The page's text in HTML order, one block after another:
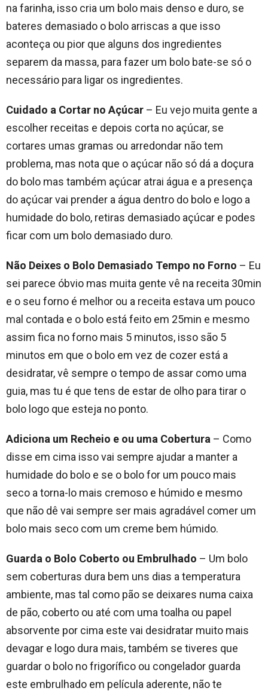
na farinha, isso cria um bolo mais denso e duro, se
bateres demasiado o bolo arriscas a que isso
aconteça ou pior que alguns dos ingredientes
separem da massa, para fazer um bolo bate-se só o
necessário para ligar os ingredientes.
Cuidado a Cortar no Açúcar – Eu vejo muita gente a
escolher receitas e depois corta no açúcar, se
cortares umas gramas ou arredondar não tem
problema, mas nota que o açúcar não só dá a doçura
do bolo mas também açúcar atrai água e a presença
do açúcar vai prender a água dentro do bolo e logo a
humidade do bolo, retiras demasiado açúcar e podes
ficar com um bolo demasiado duro.
Não Deixes o Bolo Demasiado Tempo no Forno – Eu
sei parece óbvio mas muita gente vê na receita 30min
e o seu forno é melhor ou a receita estava um pouco
mal contada e o bolo está feito em 25min e mesmo
assim fica no forno mais 5 minutos, isso são 5
minutos em que o bolo em vez de cozer está a
desidratar, vê sempre o tempo de assar como uma
guia, mas tu é que tens de estar de olho para tirar o
bolo logo que esteja no ponto.
Adiciona um Recheio e ou uma Cobertura – Como
disse em cima isso vai sempre ajudar a manter a
humidade do bolo e se o bolo for um pouco mais
seco a torna-lo mais cremoso e húmido e mesmo
que não dê vai sempre ser mais agradável comer um
bolo mais seco com um creme bem húmido.
Guarda o Bolo Coberto ou Embrulhado – Um bolo
sem coberturas dura bem uns dias a temperatura
ambiente, mas tal como pão se deixares numa caixa
de pão, coberto ou até com uma toalha ou papel
absorvente por cima este vai desidratar muito mais
devagar e logo dura mais, também se tiveres que
guardar o bolo no frigorífico ou congelador guarda
este embrulhado em película aderente, não te